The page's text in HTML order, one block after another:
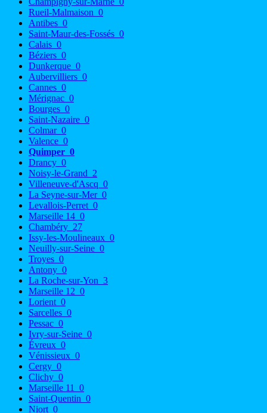
Rueil-Malmaison 0
Antibes 0
Saint-Maur-des-Fossés 0
Calais 0
Béziers 0
Dunkerque 0
Aubervilliers 0
Cannes 0
Mérignac 0
Bourges 0
Saint-Nazaire 0
Colmar 0
Valence 0
Quimper 0
Drancy 0
Noisy-le-Grand 2
Villeneuve-d'Ascq 0
La Seyne-sur-Mer 0
Levallois-Perret 0
Marseille 14 0
Chambéry 27
Issy-les-Moulineaux 0
Neuilly-sur-Seine 0
Troyes 0
Antony 0
La Roche-sur-Yon 3
Marseille 12 0
Lorient 0
Sarcelles 0
Pessac 0
Ivry-sur-Seine 0
Évreux 0
Vénissieux 0
Cergy 0
Clichy 0
Marseille 11
0
Saint-Quentin 0
Niort 0